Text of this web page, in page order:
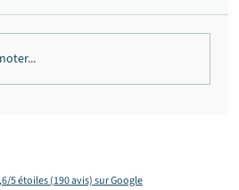
5 étoiles (190 avis) sur Google